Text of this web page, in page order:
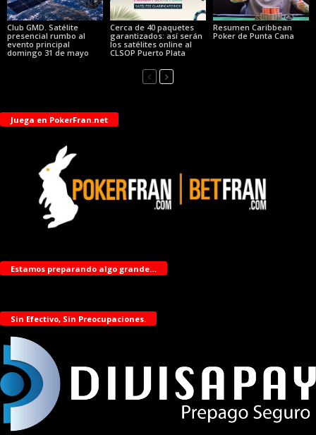
Club GMD. Satélite
presencial rumbo al
evento principal
domingo 31 de mayo
Cerca de 40 paquetes
garantizados: así serán
los satélites online al
CLSOP Puerto Plata
Resumen Caribbean
Poker de Punta Cana
Juega en PokerFran.net
Estamos preparando algo grande…
Sin Efectivo, Sin Preocupaciones.